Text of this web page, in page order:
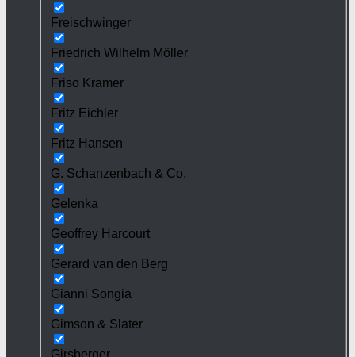
Freischwinger
Friedrich Wilhelm Möller
Friso Kramer
Fritz Eichler
Fritz Hansen
G. Schanzenbach & Co.
Gelenka
Geoffrey Harcourt
Gerard van den Berg
Gianni Songia
Gimson & Slater
Girsberger